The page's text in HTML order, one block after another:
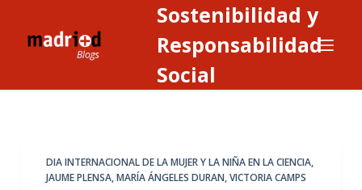
Sostenibilidad y
Responsabilidad
Social
DIA INTERNACIONAL DE LA MUJER Y LA NIÑA EN LA CIENCIA,
JAUME PLENSA,MARÍA ÁNGELES DURAN,VICTORIA CAMPS